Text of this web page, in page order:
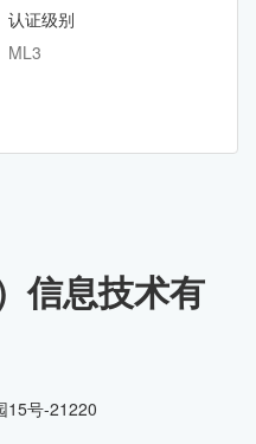
认证级别
ML3
信息技术有
15号-21220